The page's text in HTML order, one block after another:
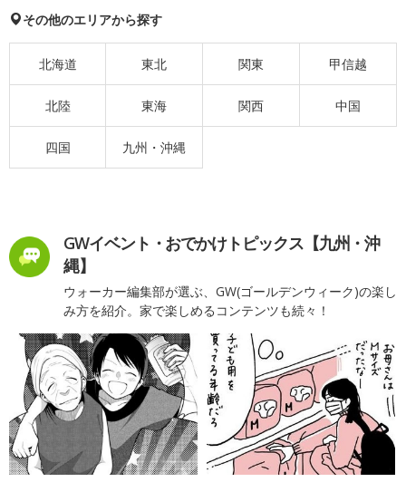
その他のエリアから探す
北海道 東北 関東 甲信越
北陸 東海 関西 中国
四国 九州・沖縄
GWイベント・おでかけトピックス【九州・沖
縄】
ウォーカー編集部が選ぶ、GW(ゴールデンウィーク)の楽し
み方を紹介。家で楽しめるコンテンツも続々！